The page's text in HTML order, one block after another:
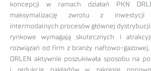
koncepcji w ramach działań PKN
maksymalizację zwrotu z inwestycji
intermodalnych procesów głównej
rynkowe wymagają skutecznych i
rozwiązań od firm z branży naftowo-gazowej,
ORLEN aktywnie poszukiwała sposobu na